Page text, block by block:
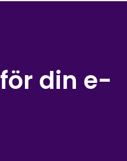
din e-